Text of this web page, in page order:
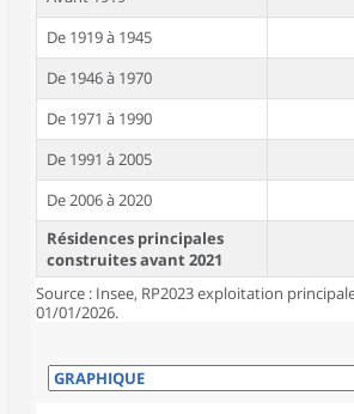
De 1919 à 1945
De 1946 à 1970
De 1971 à 1990
De 1991 à 2005
De 2006 à 2020
Résidences principales
construites avant 2021
Source : Insee, RP2023 exploitation
01/01/2026.